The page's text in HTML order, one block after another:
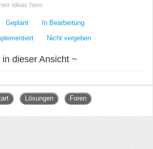
ideas here.
Geplant
In Bearbeitung
Nicht vergeben
dieser Ansicht ~
Lösungen Foren